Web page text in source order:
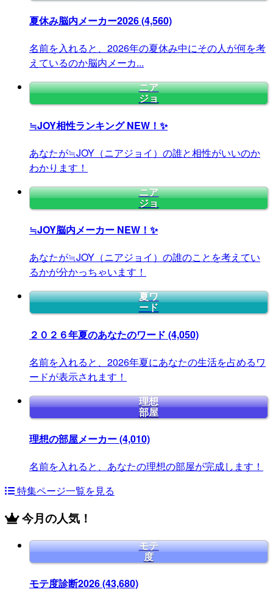
夏休み脳内メーカー2026(4,560)
名前を入れると、2026年の夏休み中にその人が何を考
えているのか脳内メーカ...
ニア
ジョ
≒JOY相性ランキングNEW！✨
あなたが≒JOY（ニアジョイ）の誰と相性がいいのか
わかります！
ニア
ジョ
≒JOY脳内メーカー NEW！✨
あなたが≒JOY（ニアジョイ）の誰のことを考えてい
るかが分かっちゃいます！
夏ワ
ード
２０２６年夏のあなたのワード (4,050)
名前を入れると、2026年夏にあなたの生活を占めるワ
ードが表示されます！
理想
部屋
理想の部屋メーカー(4,010)
名前を入れると、あなたの理想の部屋が完成します！
特集ページ一覧を見る
今月の人気！
モテ
度
モテ度診断2026(43,680)